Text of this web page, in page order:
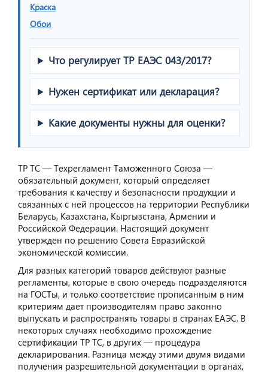
Краска
Обои
Что регулирует ТР ЕАЭС 043/2017?
Нужен сертификат или декларация?
Какие документы нужны для оценки?
ТР ТС — Техрегламент Таможенного Союза —
обязательный документ, который определяет
требования к качеству и безопасности продукции и
связанных с ней процессов на территории Республики
Беларусь, Казахстана, Кыргызстана, Армении и
Российской Федерации. Настоящий документ
утвержден по решению Совета Евразийской
экономической комиссии.
Для разных категорий товаров действуют разные
регламенты, которые в свою очередь подразделяются
на ГОСТы, и только соответствие прописанным в ним
критериям дает производителям право законно
выпускать и распространять товары в странах ЕАЭС. В
некоторых случаях необходимо прохождение
сертификации ТР ТС, в других — процедура
декларирования. Разница между этими двумя видами
получения разрешительной документации в органах,